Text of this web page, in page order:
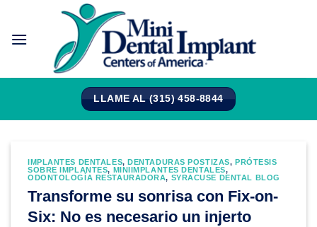
contenido
LLAME AL (315) 458-8844
IMPLANTES DENTALES,DENTADURAS POSTIZAS, PRÓTESIS
SOBRE IMPLANTES, MINIIMPLANTES DENTALES,
ODONTOLOGÍA RESTAURADORA, SYRACUSE DENTAL BLOG
Transforme su sonrisa con Fix-on-
Six: No es necesario un injerto